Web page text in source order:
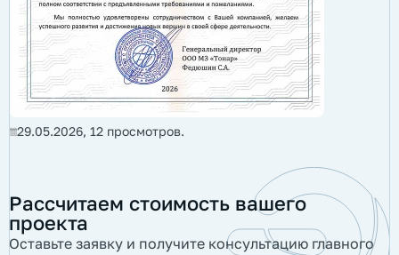
29.05.2026, 12 просмотров.
Рассчитаем стоимость вашего
проекта
Оставьте заявку и получите консультацию главного